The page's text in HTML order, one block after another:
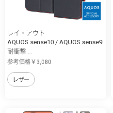
レイ・アウト
AQUOS sense10 / AQUOS sense9
耐衝撃 ...
参考価格￥3,080
レザー